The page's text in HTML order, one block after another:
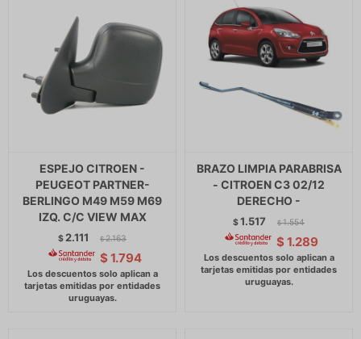
ESPEJO CITROEN -
PEUGEOT PARTNER-
BERLINGO M49 M59 M69
IZQ. C/C VIEW MAX
$ 2.111 $ 2.163
$ 1.794
BRAZO LIMPIA PARABRISA
- CITROEN C3 02/12
DERECHO -
$1.517 $ 1.554
$ 1.289